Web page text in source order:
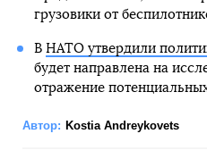
грузовики от
В НАТО утвердили
будет направлена на
отражение
Автор: Kostia Andreykovets